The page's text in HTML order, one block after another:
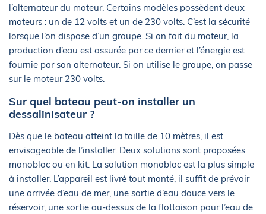
l’alternateur du moteur. Certains modèles possèdent deux
moteurs : un de 12 volts et un de 230 volts. C’est la sécurité
lorsque l’on dispose d’un groupe. Si on fait du moteur, la
production d’eau est assurée par ce dernier et l’énergie est
fournie par son alternateur. Si on utilise le groupe, on passe
sur le moteur 230 volts.
Sur quel bateau peut-on installer un
dessalinisateur ?
Dès que le bateau atteint la taille de 10 mètres, il est
envisageable de l’installer. Deux solutions sont proposées
monobloc ou en kit. La solution monobloc est la plus simple
à installer. L’appareil est livré tout monté, il suffit de prévoir
une arrivée d’eau de mer, une sortie d’eau douce vers le
réservoir, une sortie au-dessus de la flottaison pour l’eau de